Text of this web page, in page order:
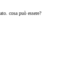
cosa può essere?